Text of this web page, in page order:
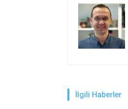
İlgili Haberler